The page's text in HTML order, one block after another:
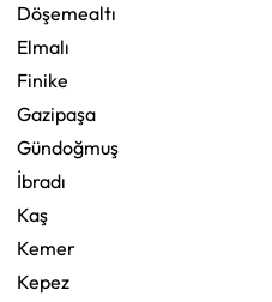
Döşemealtı
Elmalı
Finike
Gazipaşa
Gündoğmuş
İbradı
Kaş
Kemer
Kepez